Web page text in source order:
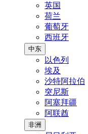
英国
荷兰
葡萄牙
西班牙
中东
以色列
埃及
沙特阿拉伯
突尼斯
阿塞拜疆
阿联酋
非洲